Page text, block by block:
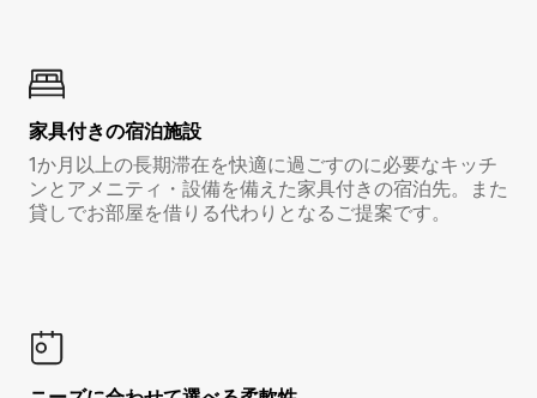
家具付き⁠の宿⁠泊⁠施⁠設
1か月以上の長期滞在を快適に過ごすのに必要なキッチ
ンとアメニティ・設備を備えた家具付きの宿泊先。また
貸しでお部屋を借りる代わりとなるご提案です。